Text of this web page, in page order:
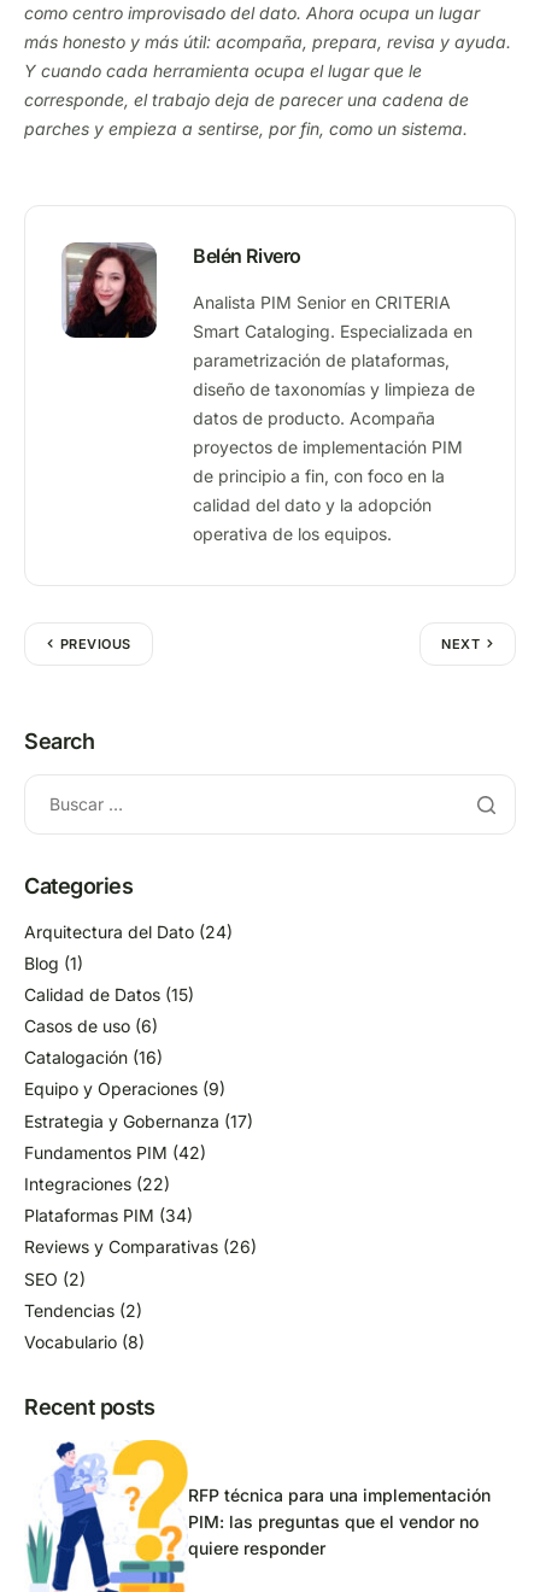
como centro improvisado del dato. Ahora ocupa un lugar
más honesto y más útil: acompaña, prepara, revisa y ayuda.
Y cuando cada herramienta ocupa el lugar que le
corresponde, el trabajo deja de parecer una cadena de
parches y empieza a sentirse, por fin, como un sistema.
Belén Rivero
Analista PIM Senior en CRITERIA
Smart Cataloging. Especializada en
parametrización de plataformas,
diseño de taxonomías y limpieza de
datos de producto. Acompaña
proyectos de implementación PIM
de principio a fin, con foco en la
calidad del dato y la adopción
operativa de los equipos.
PREVIOUS NEXT
Search
Categories
Arquitectura del Dato (24)
Blog (1)
Calidad de Datos (15)
Casos de uso (6)
Catalogación (16)
Equipo y Operaciones (9)
Estrategia y Gobernanza (17)
Fundamentos PIM (42)
Integraciones (22)
Plataformas PIM (34)
Reviews y Comparativas (26)
SEO (2)
Tendencias (2)
Vocabulario (8)
Recent posts
RFP técnica para una implementación
PIM: las preguntas que el vendor no
quiere responder